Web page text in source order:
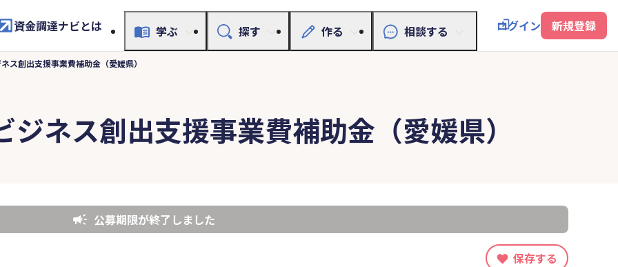
資金調達ナビとは 学ぶ 探す 作る 相談する ログイン 新規登録
ス創出支援事業費補助金（愛媛県）
ネス創出支援事業費補助金（愛媛県）
公募期限が終了しました
保存する